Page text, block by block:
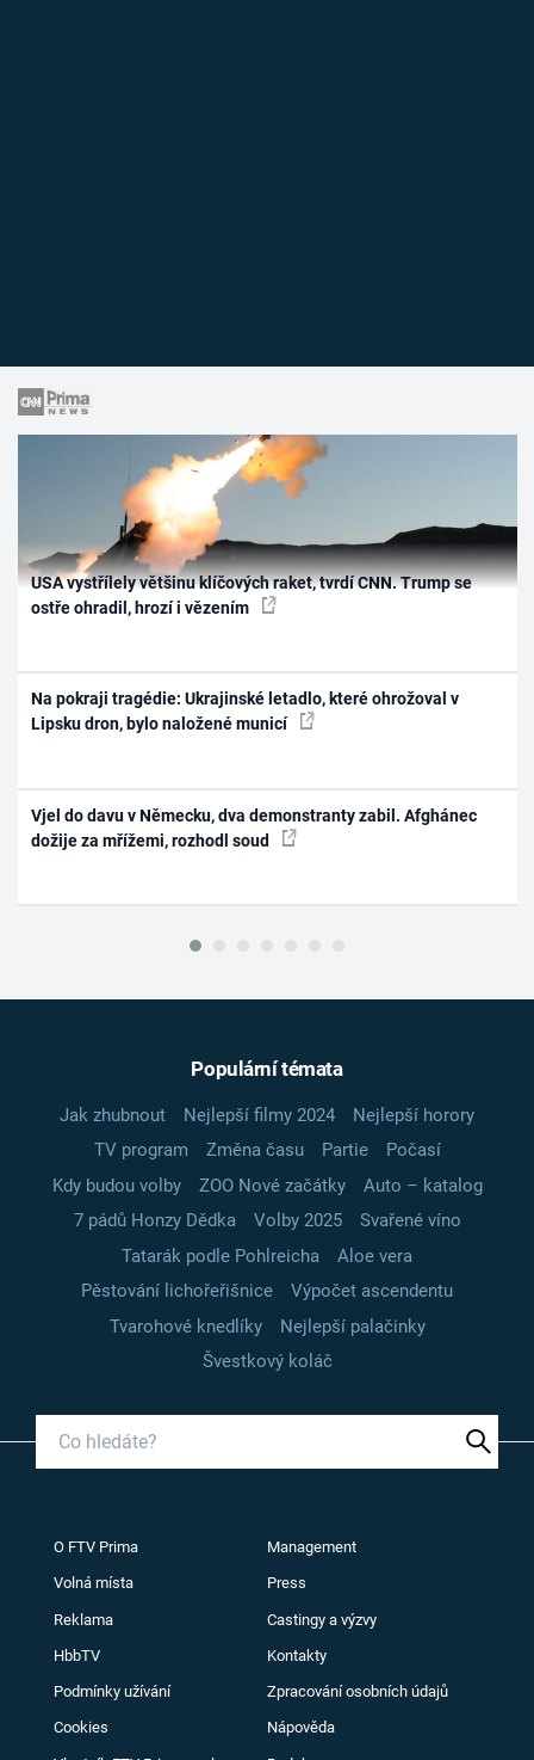
USA vystřílely většinu klíčových raket, tvrdí CNN. Trump se
ostře ohradil, hrozí i vězením
Na pokraji tragédie: Ukrajinské letadlo, které ohrožoval v
Lipsku dron, bylo naložené municí
Vjel do davu v Německu, dva demonstranty zabil. Afghánec
dožije za mřížemi, rozhodl soud
Populární témata
Jak zhubnout Nejlepší filmy 2024
Nejlepší horory
TV program
Změna času Partie
Počasí
Kdy budou volby
ZOO Nové začátky
Auto – katalog
7 pádů Honzy Dědka
Volby 2025
Svařené víno
Tatarák podle Pohlreicha
Aloe vera
Pěstování lichořeřišnice
Výpočet ascendentu
Tvarohové knedlíky
Nejlepší palačinky
Švestkový koláč
O FTV Prima Management
Volná místa Press
Reklama Castingy a výzvy
HbbTV Kontakty
Podmínky užívání Zpracování osobních údajů
Cookies Nápověda